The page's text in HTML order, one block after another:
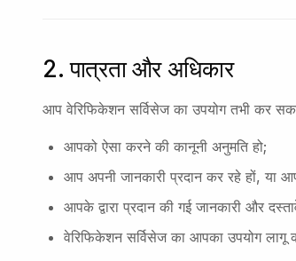
2. पात्रता और अधिकार
आप वेरिफिकेशन सर्विसेज का उपयोग तभी कर
आपको ऐसा करने की कानूनी अनुमति हो;
आप अपनी जानकारी प्रदान कर रहे हों, या
आपके द्वारा प्रदान की गई जानकारी और
वेरिफिकेशन सर्विसेज का आपका उपयोग लागू